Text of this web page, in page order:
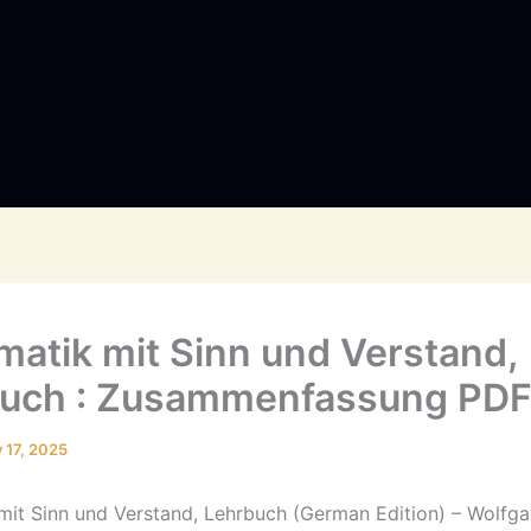
mit Sinn und Verstand,
: Zusammenfassung PDF
17, 2025
Sinn und Verstand, Lehrbuch (German Edition) –